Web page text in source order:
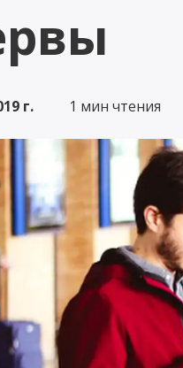
привычный образ
автомобиля.
г. 1 мин чтения